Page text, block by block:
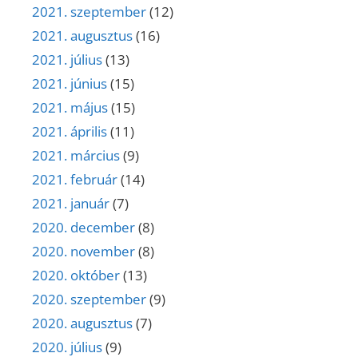
2021. szeptember(12)
2021. augusztus(16)
2021. július(13)
2021. június(15)
2021. május(15)
2021. április(11)
2021. március(9)
2021. február(14)
2021. január(7)
2020. december(8)
2020. november(8)
2020. október(13)
2020. szeptember(9)
2020. augusztus(7)
2020. július(9)